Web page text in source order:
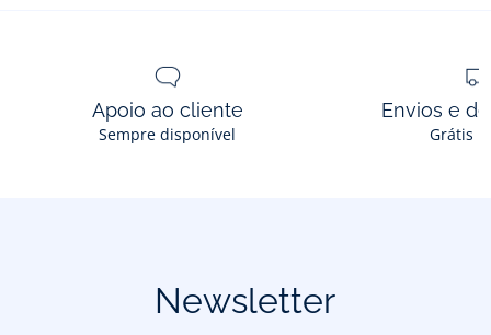
Apoio ao cliente
Sempre disponível
Envios e
Grátis
Newsletter